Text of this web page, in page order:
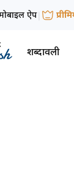
ऐप|
शब्दावली